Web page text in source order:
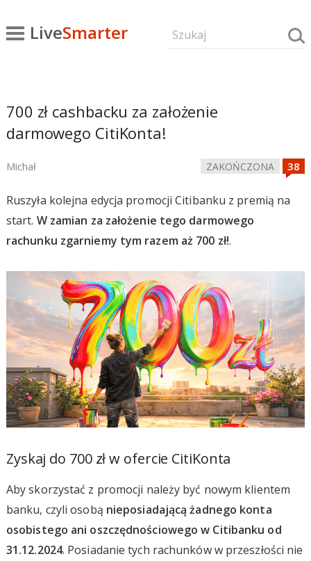
LiveSmarter
700 zł cashbacku za założenie
darmowego CitiKonta!
Michał ZAKOŃCZONA
Ruszyła kolejna edycja promocji Citibanku z premią na
start. W zamian za założenie tego darmowego
rachunku zgarniemy tym razem aż 700 zł!.
Zyskaj do 700 zł w ofercie CitiKonta
Aby skorzystać z promocji należy być nowym klientem
banku, czyli osobą nieposiadającą żadnego konta
osobistego ani oszczędnościowego w Citibanku od
31.12.2024. Posiadanie tych rachunków w przeszłości nie